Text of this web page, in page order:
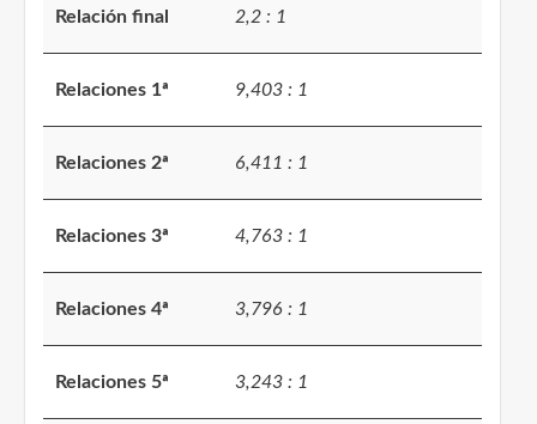
Relación final 2,2 : 1
Relaciones 1ª 9,403 : 1
Relaciones 2ª 6,411 : 1
Relaciones 3ª 4,763 : 1
Relaciones 4ª 3,796 : 1
Relaciones 5ª 3,243 : 1